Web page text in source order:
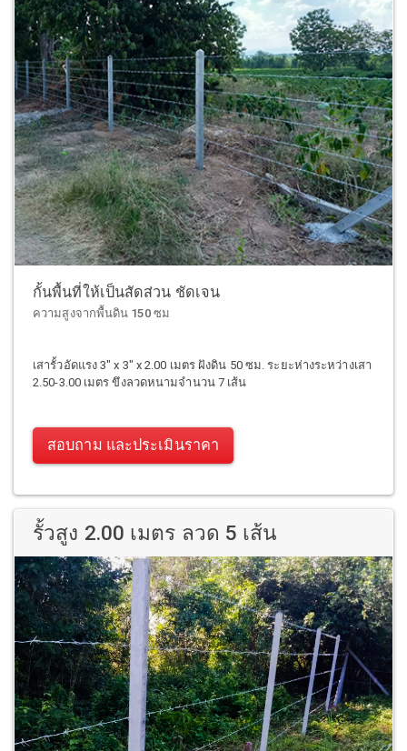
กั้นพื้นที่ให้เป็นสัดส่วน ชัดเจน
ความสูงจากพื้นดิน 150 ซม
เสารั้วอัดแรง 3" x 3" x 2.00 เมตร ฝังดิน 50 ซม. ระยะห่างระหว่างเสา
2.50-3.00 เมตร ขึงลวดหนามจำนวน 7 เส้น
สอบถาม และประเมินราคา
รั้วสูง 2.00 เมตร ลวด 5 เส้น